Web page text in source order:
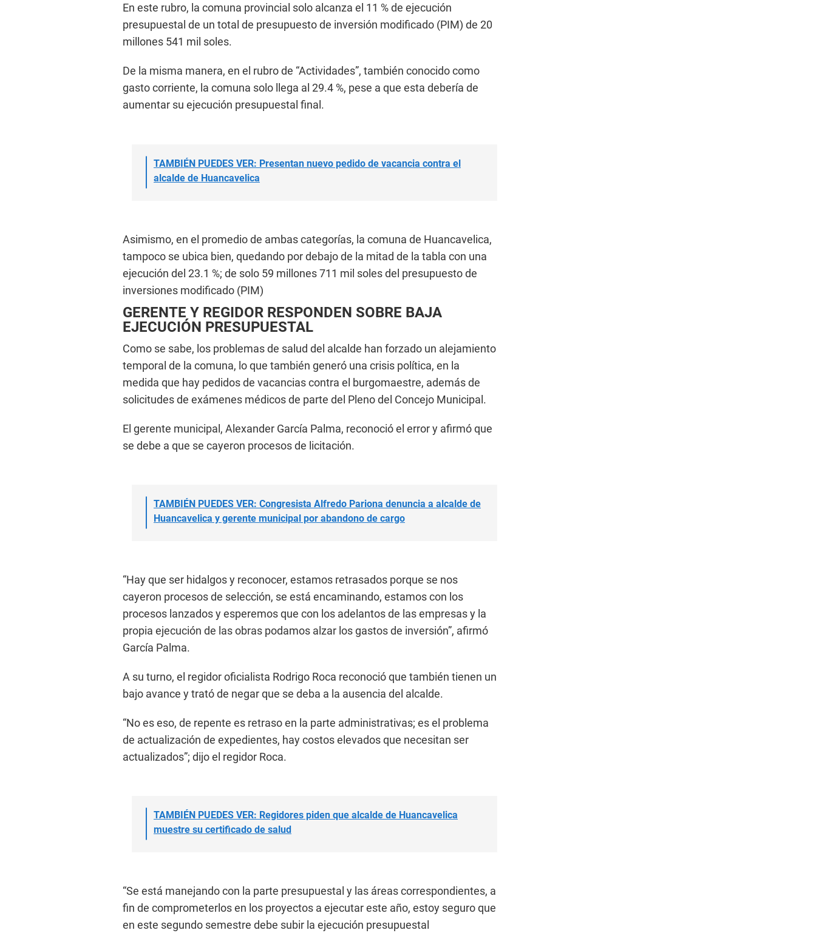
En este rubro, la comuna provincial solo alcanza el 11 % de ejecución
presupuestal de un total de presupuesto de inversión modificado (PIM) de 20
millones 541 mil soles.
De la misma manera, en el rubro de “Actividades”, también conocido como
gasto corriente, la comuna solo llega al 29.4 %, pese a que esta debería de
aumentar su ejecución presupuestal final.
TAMBIÉN PUEDES VER: Presentan nuevo pedido de vacancia contra el
alcalde de Huancavelica
Asimismo, en el promedio de ambas categorías, la comuna de Huancavelica,
tampoco se ubica bien, quedando por debajo de la mitad de la tabla con una
ejecución del 23.1 %; de solo 59 millones 711 mil soles del presupuesto de
inversiones modificado (PIM)
GERENTE Y REGIDOR RESPONDEN SOBRE BAJA
EJECUCIÓN PRESUPUESTAL
Como se sabe, los problemas de salud del alcalde han forzado un alejamiento
temporal de la comuna, lo que también generó una crisis política, en la
medida que hay pedidos de vacancias contra el burgomaestre, además de
solicitudes de exámenes médicos de parte del Pleno del Concejo Municipal.
El gerente municipal, Alexander García Palma, reconoció el error y afirmó que
se debe a que se cayeron procesos de licitación.
TAMBIÉN PUEDES VER: Congresista Alfredo Pariona denuncia a alcalde de
Huancavelica y gerente municipal por abandono de cargo
“Hay que ser hidalgos y reconocer, estamos retrasados porque se nos
cayeron procesos de selección, se está encaminando, estamos con los
procesos lanzados y esperemos que con los adelantos de las empresas y la
propia ejecución de las obras podamos alzar los gastos de inversión”, afirmó
García Palma.
A su turno, el regidor oficialista Rodrigo Roca reconoció que también tienen un
bajo avance y trató de negar que se deba a la ausencia del alcalde.
“No es eso, de repente es retraso en la parte administrativas; es el problema
de actualización de expedientes, hay costos elevados que necesitan ser
actualizados”; dijo el regidor Roca.
TAMBIÉN PUEDES VER: Regidores piden que alcalde de Huancavelica
muestre su certificado de salud
“Se está manejando con la parte presupuestal y las áreas correspondientes, a
fin de comprometerlos en los proyectos a ejecutar este año, estoy seguro que
en este segundo semestre debe subir la ejecución presupuestal